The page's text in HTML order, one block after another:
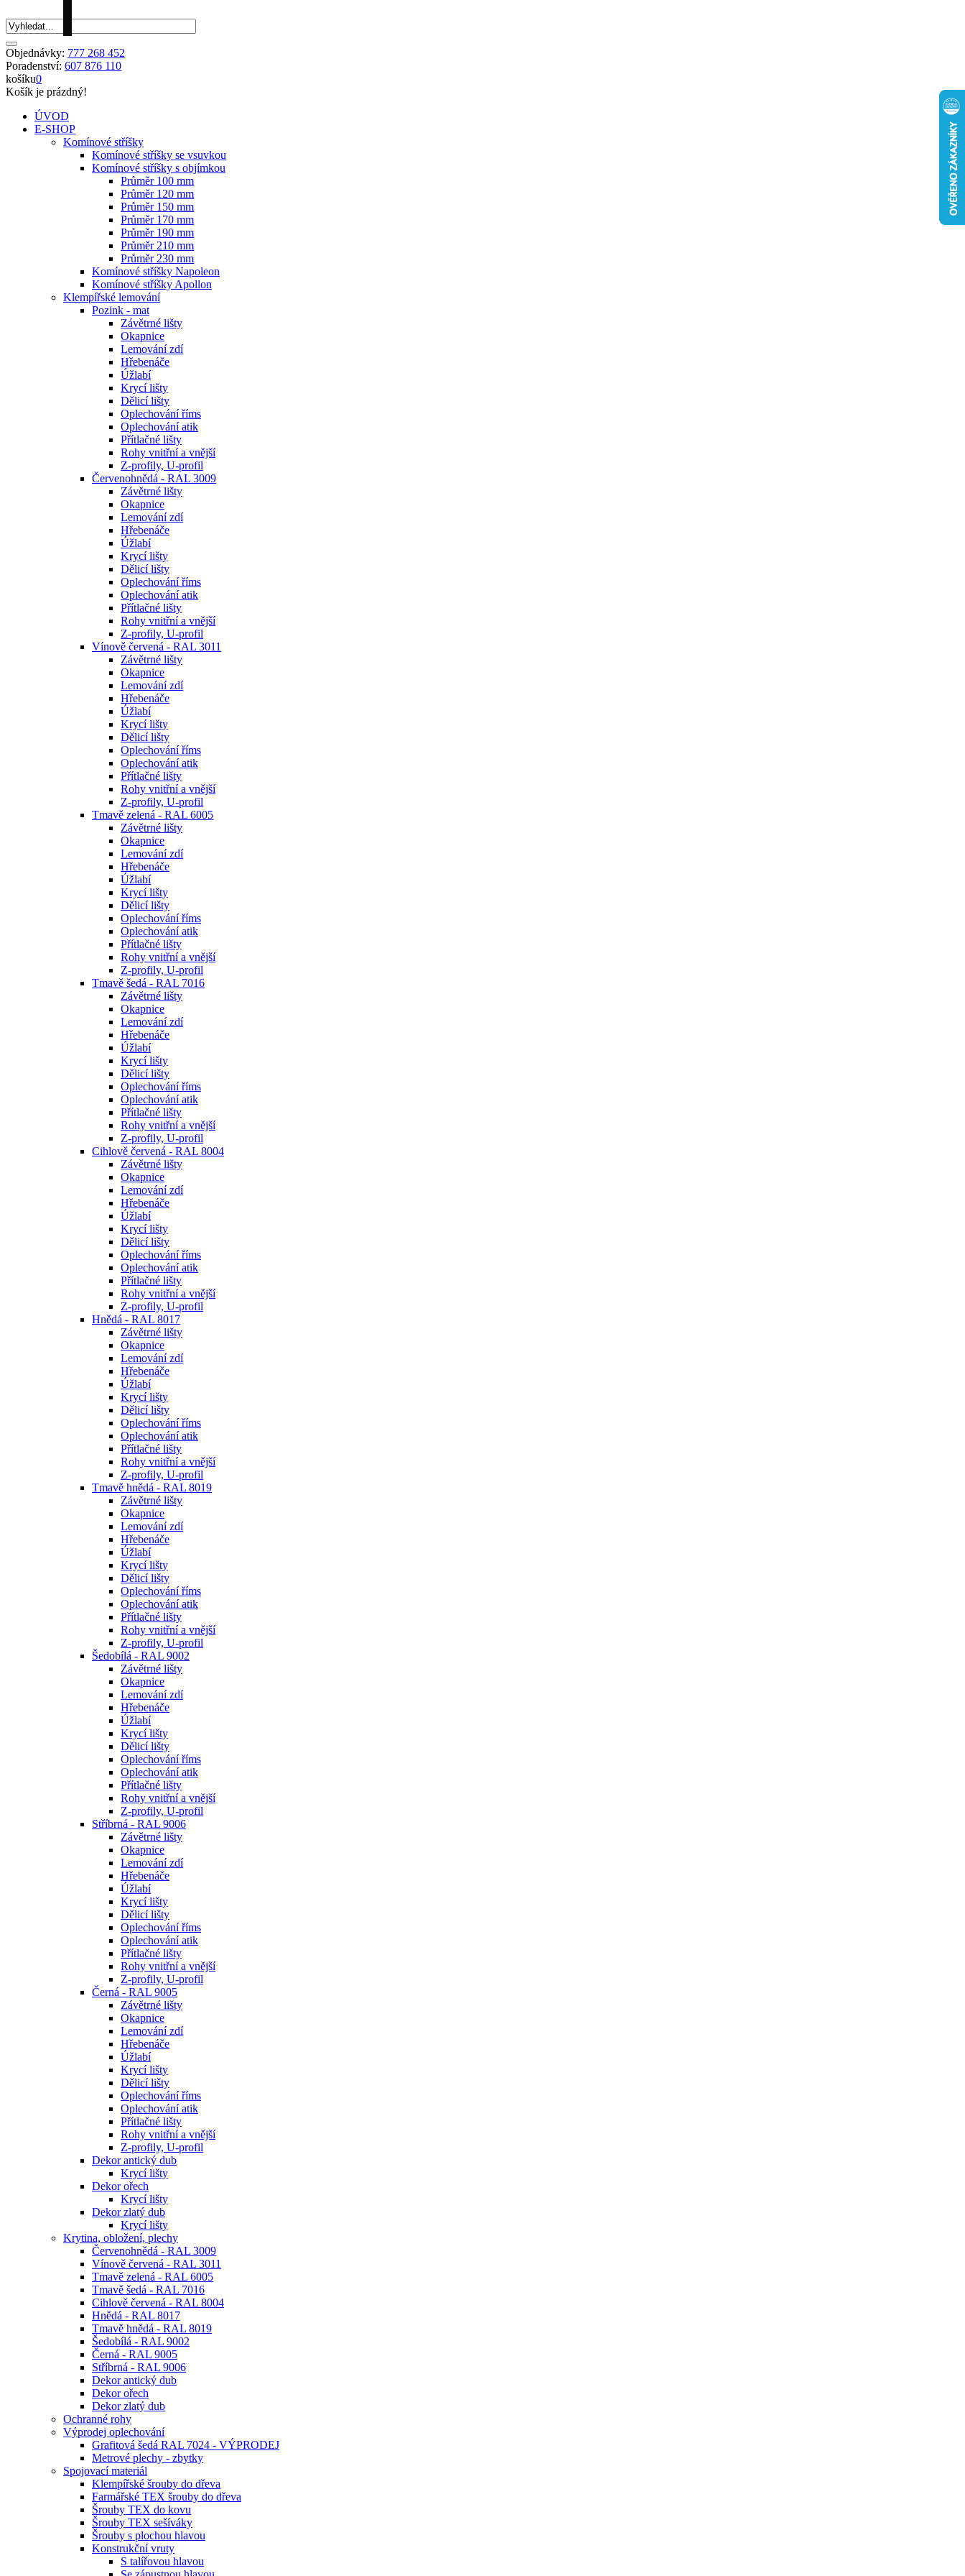
Objednávky: 777 268 452
Poradenství: 607 876 110
košíku0
Košík je prázdný!
ÚVOD
E-SHOP
Komínové stříšky
Komínové stříšky se vsuvkou
Komínové stříšky s objímkou
Průměr 100 mm
Průměr 120 mm
Průměr 150 mm
Průměr 170 mm
Průměr 190 mm
Průměr 210 mm
Průměr 230 mm
Komínové stříšky Napoleon
Komínové stříšky Apollon
Klempířské lemování
Pozink - mat
Závětrné lišty
Okapnice
Lemování zdí
Hřebenáče
Úžlabí
Krycí lišty
Dělicí lišty
Oplechování říms
Oplechování atik
Přítlačné lišty
Rohy vnitřní a vnější
Z-profily, U-profil
Červenohnědá - RAL 3009
Závětrné lišty
Okapnice
Lemování zdí
Hřebenáče
Úžlabí
Krycí lišty
Dělicí lišty
Oplechování říms
Oplechování atik
Přítlačné lišty
Rohy vnitřní a vnější
Z-profily, U-profil
Vínově červená - RAL 3011
Závětrné lišty
Okapnice
Lemování zdí
Hřebenáče
Úžlabí
Krycí lišty
Dělicí lišty
Oplechování říms
Oplechování atik
Přítlačné lišty
Rohy vnitřní a vnější
Z-profily, U-profil
Tmavě zelená - RAL 6005
Závětrné lišty
Okapnice
Lemování zdí
Hřebenáče
Úžlabí
Krycí lišty
Dělicí lišty
Oplechování říms
Oplechování atik
Přítlačné lišty
Rohy vnitřní a vnější
Z-profily, U-profil
Tmavě šedá - RAL 7016
Závětrné lišty
Okapnice
Lemování zdí
Hřebenáče
Úžlabí
Krycí lišty
Dělicí lišty
Oplechování říms
Oplechování atik
Přítlačné lišty
Rohy vnitřní a vnější
Z-profily, U-profil
Cihlově červená - RAL 8004
Závětrné lišty
Okapnice
Lemování zdí
Hřebenáče
Úžlabí
Krycí lišty
Dělicí lišty
Oplechování říms
Oplechování atik
Přítlačné lišty
Rohy vnitřní a vnější
Z-profily, U-profil
Hnědá - RAL 8017
Závětrné lišty
Okapnice
Lemování zdí
Hřebenáče
Úžlabí
Krycí lišty
Dělicí lišty
Oplechování říms
Oplechování atik
Přítlačné lišty
Rohy vnitřní a vnější
Z-profily, U-profil
Tmavě hnědá - RAL 8019
Závětrné lišty
Okapnice
Lemování zdí
Hřebenáče
Úžlabí
Krycí lišty
Dělicí lišty
Oplechování říms
Oplechování atik
Přítlačné lišty
Rohy vnitřní a vnější
Z-profily, U-profil
Šedobílá - RAL 9002
Závětrné lišty
Okapnice
Lemování zdí
Hřebenáče
Úžlabí
Krycí lišty
Dělicí lišty
Oplechování říms
Oplechování atik
Přítlačné lišty
Rohy vnitřní a vnější
Z-profily, U-profil
Stříbrná - RAL 9006
Závětrné lišty
Okapnice
Lemování zdí
Hřebenáče
Úžlabí
Krycí lišty
Dělicí lišty
Oplechování říms
Oplechování atik
Přítlačné lišty
Rohy vnitřní a vnější
Z-profily, U-profil
Černá - RAL 9005
Závětrné lišty
Okapnice
Lemování zdí
Hřebenáče
Úžlabí
Krycí lišty
Dělicí lišty
Oplechování říms
Oplechování atik
Přítlačné lišty
Rohy vnitřní a vnější
Z-profily, U-profil
Dekor antický dub
Krycí lišty
Dekor ořech
Krycí lišty
Dekor zlatý dub
Krycí lišty
Krytina, obložení, plechy
Červenohnědá - RAL 3009
Vínově červená - RAL 3011
Tmavě zelená - RAL 6005
Tmavě šedá - RAL 7016
Cihlově červená - RAL 8004
Hnědá - RAL 8017
Tmavě hnědá - RAL 8019
Šedobílá - RAL 9002
Černá - RAL 9005
Stříbrná - RAL 9006
Dekor antický dub
Dekor ořech
Dekor zlatý dub
Ochranné rohy
Výprodej oplechování
Grafitová šedá RAL 7024 - VÝPRODEJ
Metrové plechy - zbytky
Spojovací materiál
Klempířské šrouby do dřeva
Farmářské TEX šrouby do dřeva
Šrouby TEX do kovu
Šrouby TEX sešíváky
Šrouby s plochou hlavou
Konstrukční vruty
S talířovou hlavou